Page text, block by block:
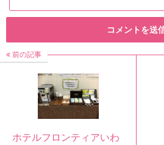
前の記事
ホテルフロンティアいわ